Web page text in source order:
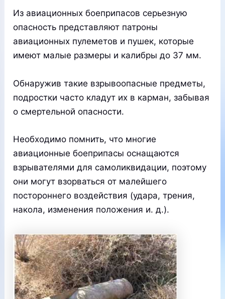
Из авиационных боеприпасов серьезную
опасность представляют патроны
авиационных пулеметов и пушек, которые
имеют малые размеры и калибры до 37 мм.
Обнаружив такие взрывоопасные предметы,
подростки часто кладут их в карман, забывая
о смертельной опасности.
Необходимо помнить, что многие
авиационные боеприпасы оснащаются
взрывателями для самоликвидации, поэтому
они могут взорваться от малейшего
постороннего воздействия (удара, трения,
накола, изменения положения и. д.).